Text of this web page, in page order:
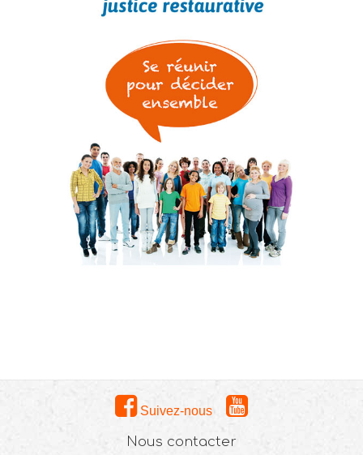
Suivez-nous
Nous contacter